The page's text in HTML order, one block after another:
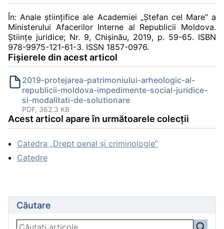
În: Anale ştiinţifice ale Academiei „Ştefan cel Mare” a
Ministerului Afacerilor Interne al Republicii Moldova.
Știinţe juridice; Nr. 9, Chişinău, 2019, p. 59-65. ISBN
978-9975-121-61-3. ISSN 1857-0976.
Fișierele din acest articol
2019-protejarea-patrimoniului-arheologic-al-
republicii-moldova-impedimente-social-juridice-
si-modalitati-de-solutionare
PDF, 362.3 KB
Acest articol apare în următoarele colecții
Catedra „Drept penal și criminologie”
Catedre
Căutare